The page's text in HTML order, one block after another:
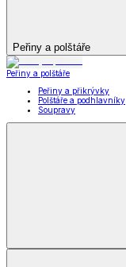
Peřiny a polštáře
Peřiny a polštáře
Peřiny a přikrývky
Polštáře a podhlavníky
Soupravy